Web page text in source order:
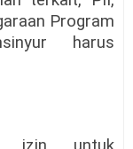
Program
harus